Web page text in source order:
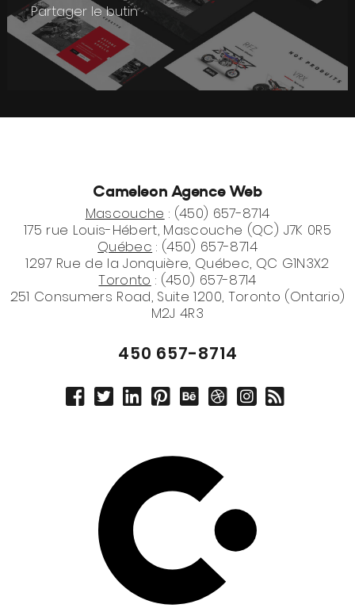
Partager le butin
Cameleon Agence Web
Mascouche : (450) 657-8714
175 rue Louis-Hébert, Mascouche (QC) J7K 0R5
Québec : (450) 657-8714
1297 Rue de la Jonquière, Québec, QC G1N3X2
Toronto : (450) 657-8714
251 Consumers Road, Suite 1200, Toronto (Ontario)
M2J 4R3
450 657-8714